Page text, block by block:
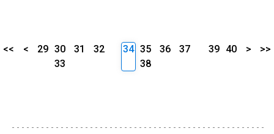
<< < 29 30 31
32
33
34 35 36
37
38
39 40 > >>